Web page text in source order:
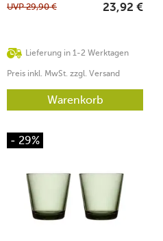
Lieferung in 1-2 Werktagen
UVP29,90 € 23,92 €
Preis inkl. MwSt. zzgl. Versand
Warenkorb
- 29%